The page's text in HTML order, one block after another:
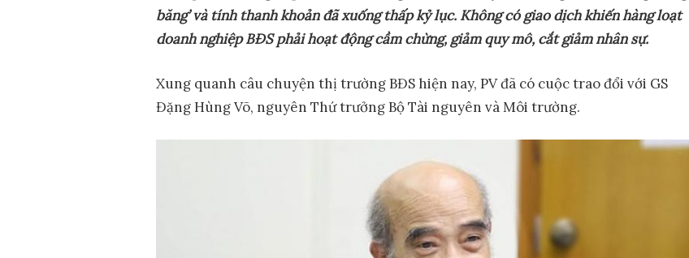
băng’ và tính thanh khoản đã xuống thấp kỷlục. Không có giao dịch khiến hàng loạt
doanh nghiệp BĐS phải hoạt động cầm chừng, giảm quy mô, cắt giảm nhân sự.
Xung quanh câu chuyện thị trường BĐS hiện nay, PV đã có cuộc trao đổi với GS
Đặng Hùng Võ, nguyên Thứ trưởng Bộ Tài nguyên và Môi trường.